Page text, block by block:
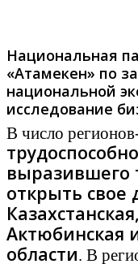
Национальная
«Атамекен» по
национальной
исследование
В число
выразившего
открыть
Актюбинская
области. В